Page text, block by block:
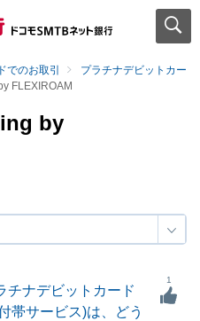
でのお取引
プラチナデビットカー
FLEXIROAM
by
チナデビットカード
帯サービス)は、どう
1